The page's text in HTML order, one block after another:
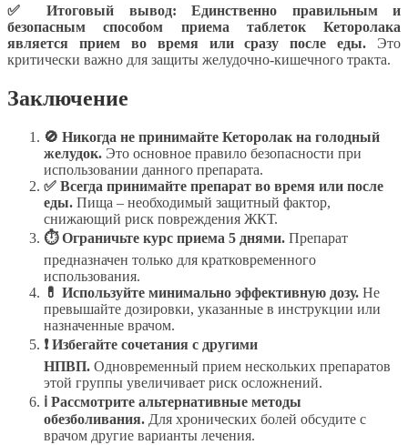
✅ Итоговый вывод:
Единственно правильным и
безопасным способом приема таблеток Кеторолака
является прием во время или сразу после еды. Это
критически важно для защиты желудочно-кишечного тракта.
Заключение
🚫 Никогда не принимайте Кеторолак на голодный
желудок. Это основное правило безопасности при
использовании данного препарата.
✅ Всегда принимайте препарат во время или после
еды. Пища – необходимый защитный фактор,
снижающий риск повреждения ЖКТ.
⏱ Ограничьте курс приема 5 днями. Препарат
предназначен только для кратковременного
использования.
💊 Используйте минимально эффективную дозу. Не
превышайте дозировки, указанные в инструкции или
назначенные врачом.
❗ Избегайте сочетания с другими
НПВП. Одновременный прием нескольких препаратов
этой группы увеличивает риск осложнений.
ℹ Рассмотрите альтернативные методы
обезболивания. Для хронических болей обсудите с
врачом другие варианты лечения.